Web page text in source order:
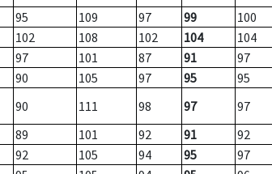
95 109 97 99
100
102 108 102 104
104
97 101 87 91
97
90 105 97 95
95
90 111 98 97
97
89 101 92 91
92
92 105 94 95
97